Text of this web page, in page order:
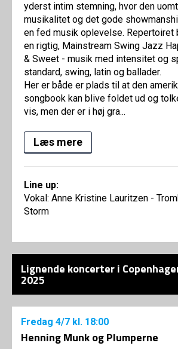
yderst intim stemning, hvor den
musikalitet og det gode
en fed musik oplevelse.
en rigtig, Mainstream Swing Jazz
& Sweet - musik med intensitet og
standard, swing, latin og ballader.
Her er både er plads til at den
songbook kan blive foldet ud og
vis, men der er i høj gra...
Læs mere
Line up:
Vokal: Anne Kristine Lauritzen -
Storm
Lignende koncerter i
2025
Fredag 4/7 kl. 18:00
Henning Munk og Plumperne